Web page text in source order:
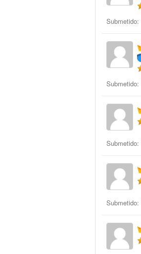
Submetido:
Submetido:
Submetido:
Submetido: